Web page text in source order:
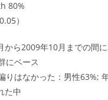
80%
）
から2009年10月までの間
にベース
りはなかった：男性63%;
た中